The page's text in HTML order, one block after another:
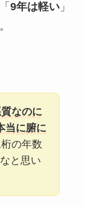
9年は軽い」
なのに
当に腑に
の年数
と思い